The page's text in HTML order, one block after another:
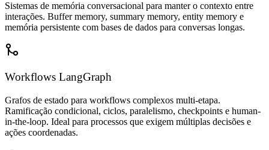
Sistemas de memória conversacional para manter o contexto entre
interações. Buffer memory, summary memory, entity memory e
memória persistente com bases de dados para conversas longas.
Workflows LangGraph
Grafos de estado para workflows complexos multi-etapa.
Ramificação condicional, ciclos, paralelismo, checkpoints e human-
in-the-loop. Ideal para processos que exigem múltiplas decisões e
ações coordenadas.